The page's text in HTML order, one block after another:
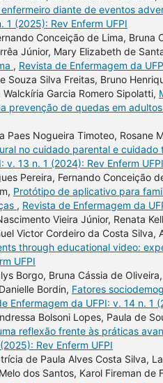
diante de eventos
1 (2025): Rev Enferm UFPI
Conceição de Lima, Bruna
Júnior, Mary Elizabeth de
, Revista de Enfermagem da
Souza Silva Freitas, Bruno
Garcia Romero Sipolatti,
prevenção de quedas em adultos
Paes Nogueira Timoteo, Rosane
no cuidado parental e
v. 13 n. 1 (2024): Rev Enferm UFPI
Pereira, Fernando Conceição
Protótipo de aplicativo para
, Revista de Enfermagem da
Vieira Júnior, Renata
Victor Cordeiro da Costa Silva,
through educational video:
UFPI
Borgo, Bruna Cássia de
Bordin, Fatores
Enfermagem da UFPI: v. 14 n. 1
Bolsoni Lopes, Paula de
reflexão frente às práticas
Rev Enferm UFPI
de Paula Alves Costa Silva,
dos Santos, Karol Fireman de